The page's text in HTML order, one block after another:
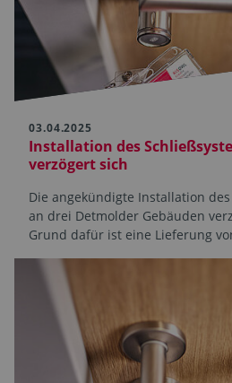
03.04.2025
Installation des
verzögert sich
Die angekündigte Installation
an drei Detmolder Gebäuden
Grund dafür ist eine Lieferung